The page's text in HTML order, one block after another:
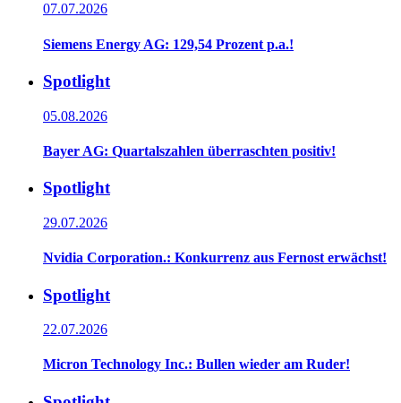
07.07.2026
Siemens Energy AG: 129,54 Prozent p.a.!
Spotlight
05.08.2026
Bayer AG: Quartalszahlen überraschten positiv!
Spotlight
29.07.2026
Nvidia Corporation.: Konkurrenz aus Fernost erwächst!
Spotlight
22.07.2026
Micron Technology Inc.: Bullen wieder am Ruder!